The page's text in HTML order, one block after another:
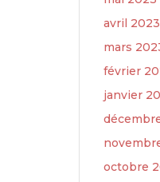
avril 2023
mars
février
janvier
octobre